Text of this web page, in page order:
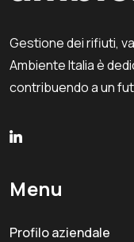
Gestione dei rifiuti,
Ambiente Italia è
contribuendo a un
Menu
Profilo aziendale